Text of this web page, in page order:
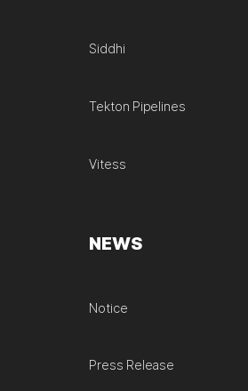
Siddhi
Tekton Pipelines
Vitess
NEWS
Notice
Press Release